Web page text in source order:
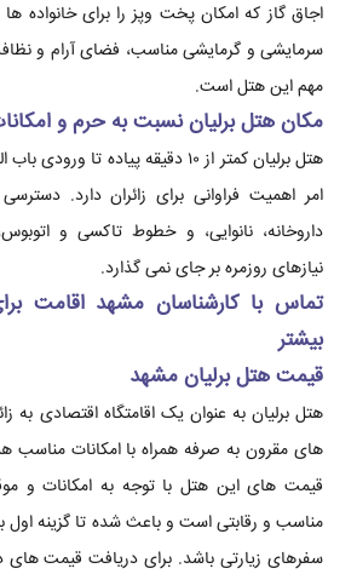
اجاق گاز که امکان پخت وپز را برای خانواده
سرمایشی و گرمایشی مناسب، فضای آرام و
مهم این هتل است.
مکان هتل برلیان نسبت به حرم و
هتل برلیان کمتر از ۱۰ دقیقه پیاده تا
امر اهمیت فراوانی برای زائران دارد.
داروخانه، نانوایی، و خطوط تاکسی و
نیازهای روزمره بر جای نمی گذارد.
تماس با کارشناسان مشهد اقامت
بیشتر
قیمت هتل برلیان مشهد
هتل برلیان به عنوان یک اقامتگاه اقتصادی به
های مقرون به صرفه همراه با امکانات مناسب
قیمت های این هتل با توجه به امکانات و
مناسب و رقابتی است و باعث شده تا گزینه اول
سفرهای زیارتی باشد. برای دریافت قیمت های